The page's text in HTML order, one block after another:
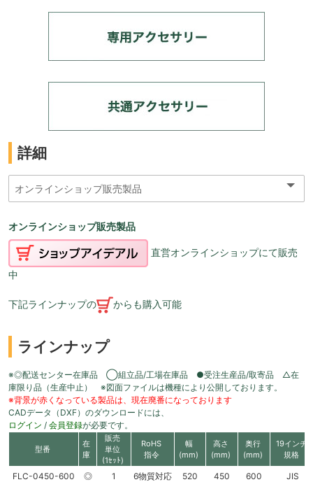
詳細
オンラインショップ販売製品
直営オンラインショップにて販売
中
下記ラインナップの からも購入可能
ラインナップ
※◎配送センター在庫品 ◯組立品/工場在庫品 ●受注生産品/取寄品 △在
庫限り品（生産中止） ※図面ファイルは機種により公開しております。
※背景が赤くなっている製品は、現在廃番になっております
CADデータ（DXF）のダウンロードには、
ログイン / 会員登録が必要です。
型番
在
庫
販売
単位
(1ｾｯﾄ)
RoHS
指令
幅
(mm)
高さ
(mm)
奥行
(mm)
19インチ
規格
FLC-0450-600 ◎ 1 6物質対応 520 450 600 JIS